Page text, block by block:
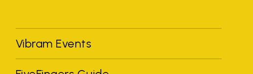
Vibram Events